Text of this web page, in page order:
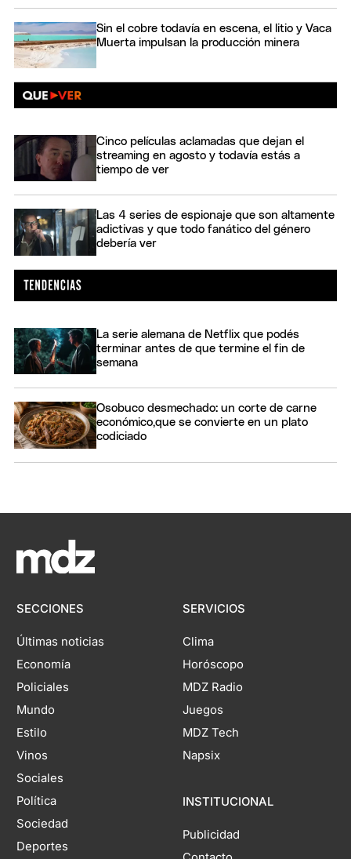
Sin el cobre todavía en escena, el litio y Vaca
Muerta impulsan la producción minera
Cinco películas aclamadas que dejan el
streaming en agosto y todavía estás a
tiempo de ver
Las 4 series de espionaje que son altamente
adictivas y que todo fanático del género
debería ver
La serie alemana de Netflix que podés
terminar antes de que termine el fin de
semana
Osobuco desmechado: un corte de carne
económico,que se convierte en un plato
codiciado
SECCIONES
Últimas noticias
Economía
Policiales
Mundo
Estilo
Vinos
Sociales
Política
Sociedad
Deportes
SERVICIOS
Clima
Horóscopo
MDZ Radio
Juegos
MDZ Tech
Napsix
INSTITUCIONAL
Publicidad